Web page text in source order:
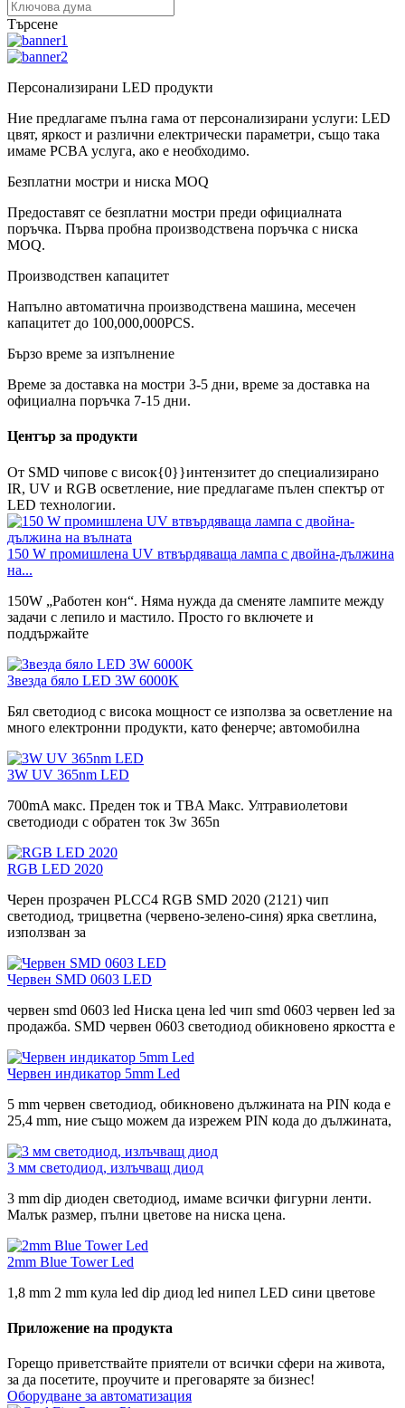
Търсене
Персонализирани LED продукти
Ние предлагаме пълна гама от персонализирани услуги: LED
цвят, яркост и различни електрически параметри, също така
имаме PCBA услуга, ако е необходимо.
Безплатни мостри и ниска MOQ
Предоставят се безплатни мостри преди официалната
поръчка. Първа пробна производствена поръчка с ниска
MOQ.
Производствен капацитет
Напълно автоматична производствена машина, месечен
капацитет до 100,000,000PCS.
Бързо време за изпълнение
Време за доставка на мостри 3-5 дни, време за доставка на
официална поръчка 7-15 дни.
Център за продукти
От SMD чипове с висок{0}}интензитет до специализирано
IR, UV и RGB осветление, ние предлагаме пълен спектър от
LED технологии.
150 W промишлена UV втвърдяваща лампа с двойна-дължина
на...
150W „Работен кон“. Няма нужда да сменяте лампите между
задачи с лепило и мастило. Просто го включете и
поддържайте
Звезда бяло LED 3W 6000K
Бял светодиод с висока мощност се използва за осветление на
много електронни продукти, като фенерче; автомобилна
3W UV 365nm LED
700mA макс. Преден ток и TBA Макс. Ултравиолетови
светодиоди с обратен ток 3w 365n
RGB LED 2020
Черен прозрачен PLCC4 RGB SMD 2020 (2121) чип
светодиод, трицветна (червено-зелено-синя) ярка светлина,
използван за
Червен SMD 0603 LED
червен smd 0603 led Ниска цена led чип smd 0603 червен led за
продажба. SMD червен 0603 светодиод обикновено яркостта е
Червен индикатор 5mm Led
5 mm червен светодиод, обикновено дължината на PIN кода е
25,4 mm, ние също можем да изрежем PIN кода до дължината,
3 мм светодиод, излъчващ диод
3 mm dip диоден светодиод, имаме всички фигурни ленти.
Малък размер, пълни цветове на ниска цена.
2mm Blue Tower Led
1,8 mm 2 mm кула led dip диод led нипел LED сини цветове
Приложение на продукта
Горещо приветствайте приятели от всички сфери на живота,
за да посетите, проучите и преговаряте за бизнес!
Оборудване за автоматизация